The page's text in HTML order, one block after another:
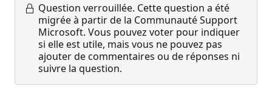
Question verrouillée. Cette question a été
migrée à partir de la Communauté Support
Microsoft. Vous pouvez voter pour indiquer
si elle est utile, mais vous ne pouvez pas
ajouter de commentaires ou de réponses ni
suivre la question.